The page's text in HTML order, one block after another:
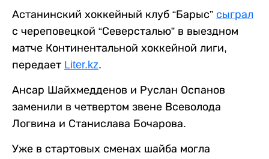
Астанинский хоккейный клуб “Барыс” сыграл
с череповецкой “Северсталью” в выездном
матче Континентальной хоккейной лиги,
передает Liter.kz.
Ансар Шайхмедденов и Руслан Оспанов
заменили в четвертом звене Всеволода
Логвина и Станислава Бочарова.
Уже в стартовых сменах шайба могла